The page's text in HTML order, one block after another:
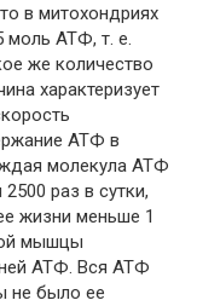
в митохондриях
моль АТФ, т. е.
же количество
характеризует
АТФ в
молекула АТФ
раз в сутки,
жизни меньше 1
мышцы
АТФ. Вся АТФ
не было ее